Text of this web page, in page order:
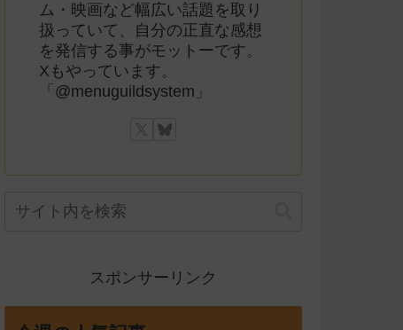
ム・映画など幅広い話題を取り
扱っていて、自分の正直な感想
を発信する事がモットーです。
Xもやっています。
「@menuguildsystem」
スポンサーリンク